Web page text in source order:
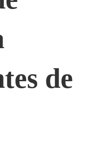
de